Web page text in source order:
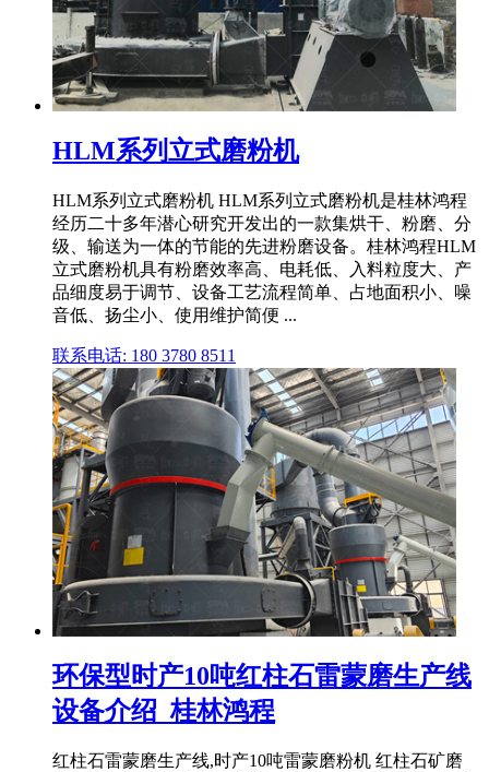
HLM系列立式磨粉机
HLM系列立式磨粉机 HLM系列立式磨粉机是桂林鸿程
经历二十多年潜心研究开发出的一款集烘干、粉磨、分
级、输送为一体的节能的先进粉磨设备。桂林鸿程HLM
立式磨粉机具有粉磨效率高、电耗低、入料粒度大、产
品细度易于调节、设备工艺流程简单、占地面积小、噪
音低、扬尘小、使用维护简便 ...
联系电话: 180 3780 8511
环保型时产10吨红柱石雷蒙磨生产线
设备介绍_桂林鸿程
红柱石雷蒙磨生产线,时产10吨雷蒙磨粉机 红柱石矿磨